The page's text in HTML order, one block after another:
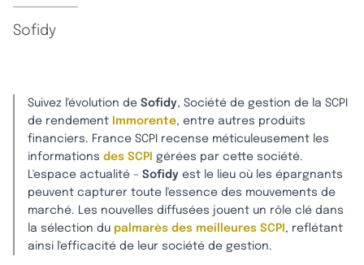
Sofidy
Suivez l'évolution de Sofidy, Société de gestion de la SCPI
de rendement
Immorente, entre autres produits
financiers. France SCPI recense méticuleusement les
informations des SCPI gérées par cette société.
L'espace actualité – Sofidy est le lieu où les épargnants
peuvent capturer toute l'essence des mouvements de
marché. Les nouvelles diffusées jouent un rôle clé dans
la sélection du palmarès des meilleures SCPI , reflétant
ainsi l'efficacité de leur société de gestion.